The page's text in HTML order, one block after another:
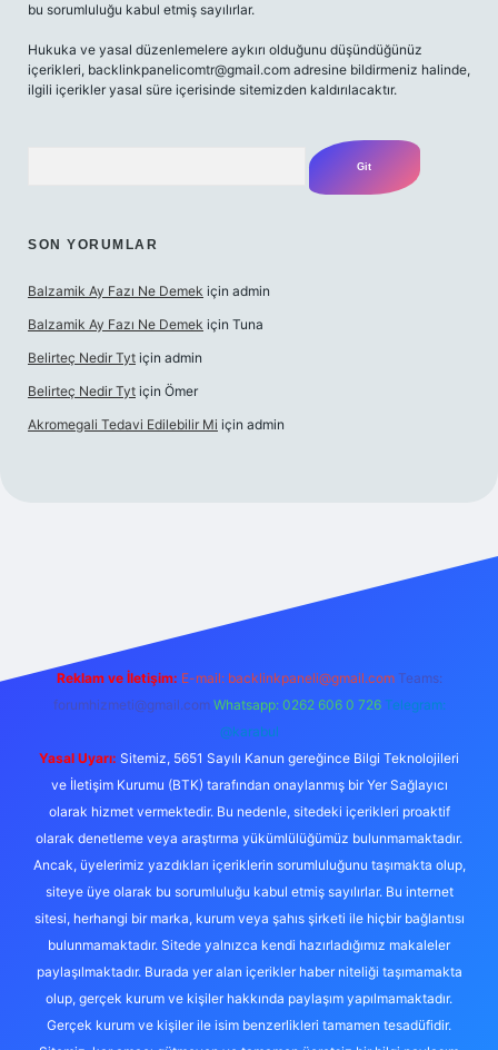
bu sorumluluğu kabul etmiş sayılırlar.
Hukuka ve yasal düzenlemelere aykırı olduğunu düşündüğünüz
içerikleri, backlinkpanelicomtr@gmail.com adresine bildirmeniz halinde,
ilgili içerikler yasal süre içerisinde sitemizden kaldırılacaktır.
SON YORUMLAR
Balzamik Ay Fazı Ne Demek için admin
Balzamik Ay Fazı Ne Demek için Tuna
Belirteç Nedir Tyt için admin
Belirteç Nedir Tyt için Ömer
Akromegali Tedavi Edilebilir Mi için admin
Reklam ve İletişim: E-mail: backlinkpaneli@gmail.com Teams:
forumhizmeti@gmail.com Whatsapp: 0262 606 0 726 Telegram:
@karabul
Yasal Uyarı: Sitemiz, 5651 Sayılı Kanun gereğince Bilgi Teknolojileri
ve İletişim Kurumu (BTK) tarafından onaylanmış bir Yer Sağlayıcı
olarak hizmet vermektedir. Bu nedenle, sitedeki içerikleri proaktif
olarak denetleme veya araştırma yükümlülüğümüz bulunmamaktadır.
Ancak, üyelerimiz yazdıkları içeriklerin sorumluluğunu taşımakta olup,
siteye üye olarak bu sorumluluğu kabul etmiş sayılırlar. Bu internet
sitesi, herhangi bir marka, kurum veya şahıs şirketi ile hiçbir bağlantısı
bulunmamaktadır. Sitede yalnızca kendi hazırladığımız makaleler
paylaşılmaktadır. Burada yer alan içerikler haber niteliği taşımamakta
olup, gerçek kurum ve kişiler hakkında paylaşım yapılmamaktadır.
Gerçek kurum ve kişiler ile isim benzerlikleri tamamen tesadüfidir.